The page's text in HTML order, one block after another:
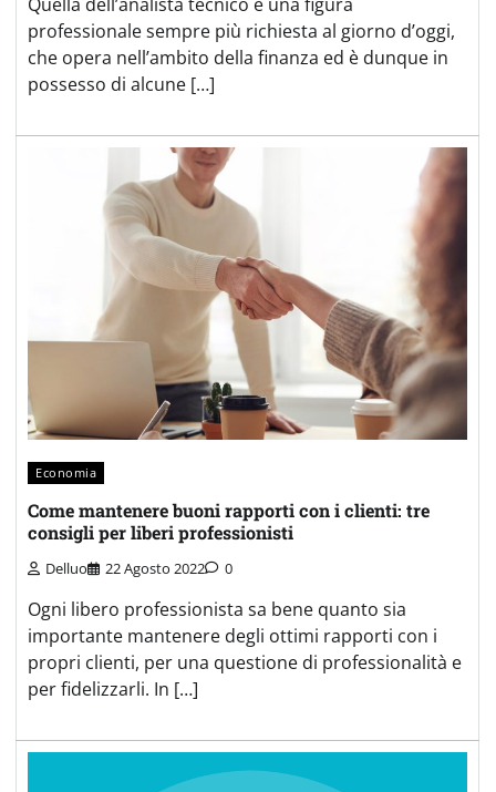
professionale sempre più richiesta al giorno d’oggi,
che opera nell’ambito della finanza ed è dunque in
possesso di alcune […]
Economia
Come mantenere buoni rapporti con i clienti: tre
consigli per liberi professionisti
Delluo 22 Agosto 2022 0
Ogni libero professionista sa bene quanto sia
importante mantenere degli ottimi rapporti con i
propri clienti, per una questione di professionalità e
per fidelizzarli. In […]